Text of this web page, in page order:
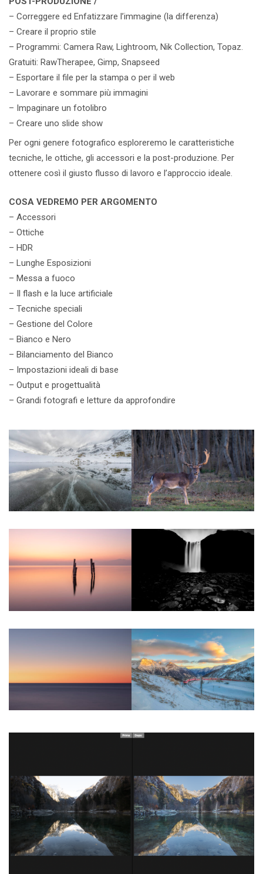
– Correggere ed Enfatizzare l’immagine (la differenza)
– Creare il proprio stile
– Programmi: Camera Raw, Lightroom, Nik Collection, Topaz.
Gratuiti: RawTherapee, Gimp, Snapseed
– Esportare il file per la stampa o per il web
– Lavorare e sommare più immagini
– Impaginare un fotolibro
– Creare uno slide show
Per ogni genere fotografico esploreremo le caratteristiche
tecniche, le ottiche, gli accessori e la post-produzione. Per
ottenere così il giusto flusso di lavoro e l’approccio ideale.
COSA VEDREMO PER ARGOMENTO
– Accessori
– Ottiche
– HDR
– Lunghe Esposizioni
– Messa a fuoco
– Il flash e la luce artificiale
– Tecniche speciali
– Gestione del Colore
– Bianco e Nero
– Bilanciamento del Bianco
– Impostazioni ideali di base
– Output e progettualità
– Grandi fotografi e letture da approfondire